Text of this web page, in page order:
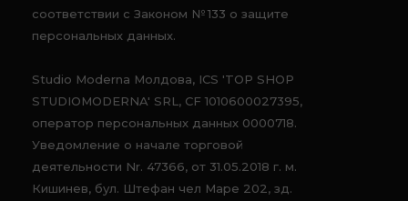
соответствии с Законом № 133 о защите
персональных данных.
Studio Moderna Молдова, ICS 'TOP SHOP
STUDIOMODERNA' SRL, CF 1010600027395,
оператор персональных данных 0000718.
Уведомление о начале торговой
деятельности Nr. 47366, от 31.05.2018 г. м.
Кишинев, бул. Штефан чел Маре 202, зд.